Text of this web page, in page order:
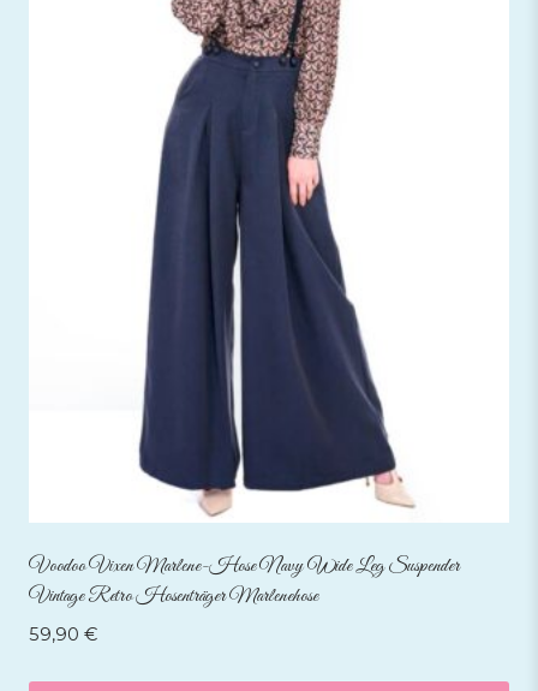
Voodoo Vixen Marlene-Hose Navy Wide Leg Suspender
Vintage Retro Hosenträger Marlenehose
59,90 €